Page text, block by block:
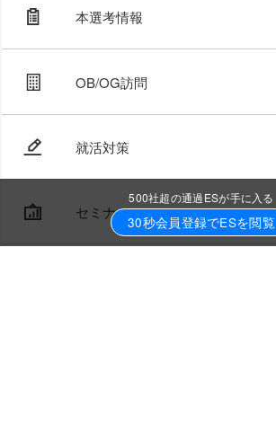
本選考情報
OB/OG訪問
就活対策
セミナー
500社超の通過ESが手に入る
30秒会員登録でESを閲覧